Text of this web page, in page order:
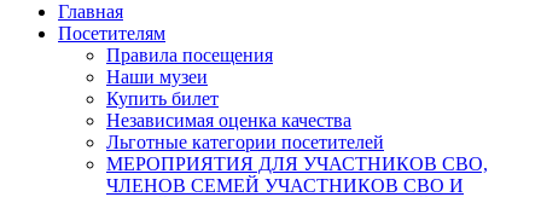
Главная
Посетителям
Правила посещения
Наши музеи
Купить билет
Независимая оценка качества
Льготные категории посетителей
МЕРОПРИЯТИЯ ДЛЯ УЧАСТНИКОВ СВО,
ЧЛЕНОВ СЕМЕЙ УЧАСТНИКОВ СВО И